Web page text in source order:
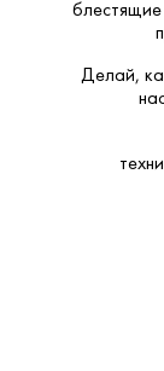
Делай,